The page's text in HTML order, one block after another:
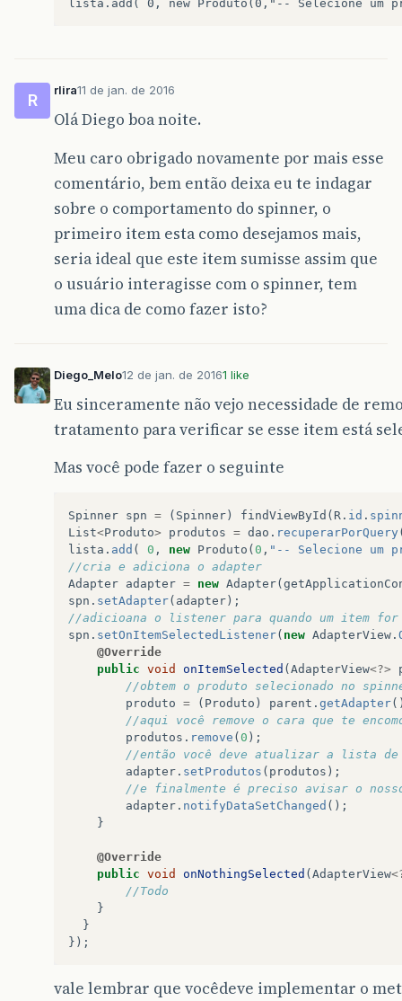
R
rlira11 de jan. de 2016
Olá Diego boa noite.
Meu caro obrigado novamente por mais esse
comentário, bem então deixa eu te indagar
sobre o comportamento do spinner, o
primeiro item esta como desejamos mais,
seria ideal que este item sumisse assim que
o usuário interagisse com o spinner, tem
uma dica de como fazer isto?
Diego_Melo12 de jan. de 20161 like
Eu sinceramente não vejo necessidade de
tratamento para verificar se esse item está
Mas você pode fazer o seguinte
Spinner spn = ( Spinner ) findViewById ( R . id .
List<Produto> produtos = dao . recuperarPorQuery
lista . add ( 0 , new Produto ( 0 , "-- Selecione um
//cria e adiciona o adapter
Adapter adapter = new Adapter(
spn . setAdapter( adapter );
//adicioana o listener para quando um item for
spn . setOnItemSelectedListener( new AdapterView .
@Override
public void onItemSelected ( AdapterView<?>
//obtem o produto selecionado no
produto = ( Produto ) parent . getAdapter
//aqui você remove o cara que te
produtos . remove ( 0 );
//então você deve atualizar a lista de
adapter . setProdutos ( produtos );
//e finalmente é preciso avisar o
adapter . notifyDataSetChanged ();
}
@Override
public void onNothingSelected ( AdapterView
//Todo
}
}
});
vale lembrar que vocêdeve implementar o